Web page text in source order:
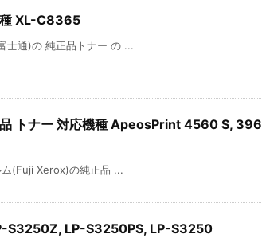
種 XL-C8365
士通)の 純正品トナー の ...
トナー 対応機種 ApeosPrint 4560 S, 396
ム(Fuji Xerox)の純正品 ...
S3250Z, LP-S3250PS, LP-S3250